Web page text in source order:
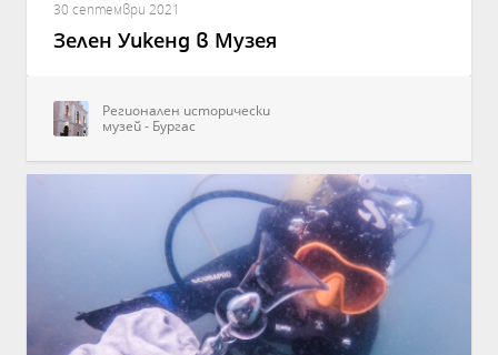
30 септември 2021
Зелен Уикенд в Музея
Регионален исторически
музей - Бургас